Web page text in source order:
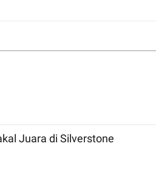
MotoGP 2026 Inggris: Bicara Tradisi, Marc Marquez dan Marco Bezzecchi Tak Bakal Juara di Silverstone